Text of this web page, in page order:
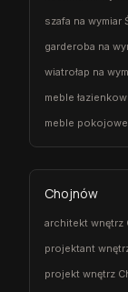
szafa na wymiar
garderoba na
wiatrołap na
meble
meble pokojowe
Chojnów
architekt wnętrz
projektant
projekt wnętrz